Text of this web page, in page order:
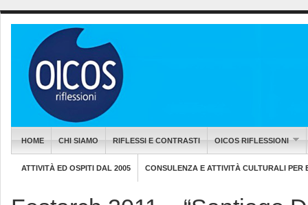
HOME CHI SIAMO RIFLESSI E CONTRASTI OICOS RIFLESSIONI
ATTIVITÀ ED OSPITI DAL 2005 CONSULENZA E ATTIVITÀ CULTURALI PER